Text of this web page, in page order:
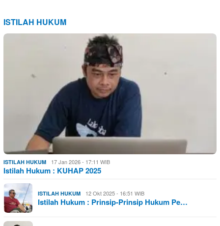
ISTILAH HUKUM
ISTILAH HUKUM 17 Jan 2026 - 17:11 WIB
Istilah Hukum : KUHAP 2025
ISTILAH HUKUM 12 Okt 2025 - 16:51 WIB
Istilah Hukum : Prinsip-Prinsip Hukum Pe…